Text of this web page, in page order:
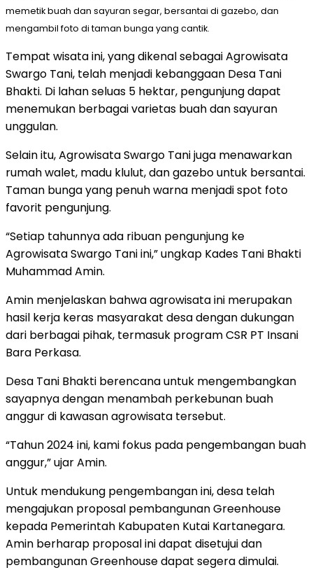
memetik buah dan sayuran segar, bersantai di gazebo, dan
mengambil foto di taman bunga yang cantik.
Tempat wisata ini, yang dikenal sebagai Agrowisata
Swargo Tani, telah menjadi kebanggaan Desa Tani
Bhakti. Di lahan seluas 5 hektar, pengunjung dapat
menemukan berbagai varietas buah dan sayuran
unggulan.
Selain itu, Agrowisata Swargo Tani juga menawarkan
rumah walet, madu klulut, dan gazebo untuk bersantai.
Taman bunga yang penuh warna menjadi spot foto
favorit pengunjung.
“Setiap tahunnya ada ribuan pengunjung ke
Agrowisata Swargo Tani ini,” ungkap Kades Tani Bhakti
Muhammad Amin.
Amin menjelaskan bahwa agrowisata ini merupakan
hasil kerja keras masyarakat desa dengan dukungan
dari berbagai pihak, termasuk program CSR PT Insani
Bara Perkasa.
Desa Tani Bhakti berencana untuk mengembangkan
sayapnya dengan menambah perkebunan buah
anggur di kawasan agrowisata tersebut.
“Tahun 2024 ini, kami fokus pada pengembangan buah
anggur,” ujar Amin.
Untuk mendukung pengembangan ini, desa telah
mengajukan proposal pembangunan Greenhouse
kepada Pemerintah Kabupaten Kutai Kartanegara.
Amin berharap proposal ini dapat disetujui dan
pembangunan Greenhouse dapat segera dimulai.